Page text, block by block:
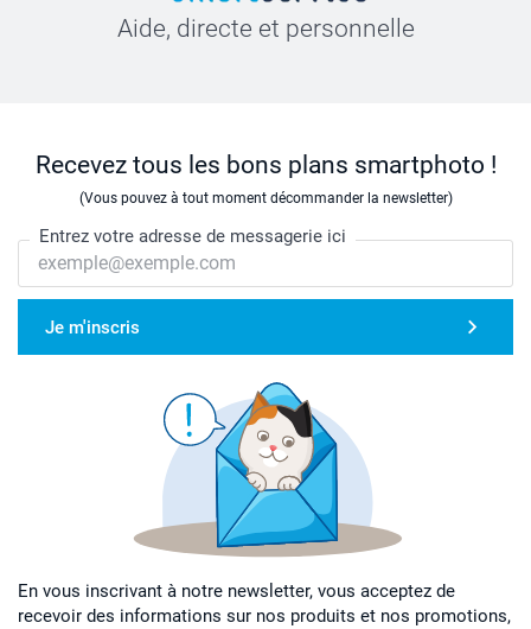
Aide, directe et personnelle
Recevez tous les bons plans smartphoto !
(Vous pouvez à tout moment décommander la newsletter)
Entrez votre adresse de messagerie ici
Je m'inscris
En vous inscrivant à notre newsletter, vous acceptez de
recevoir des informations sur nos produits et nos promotions,